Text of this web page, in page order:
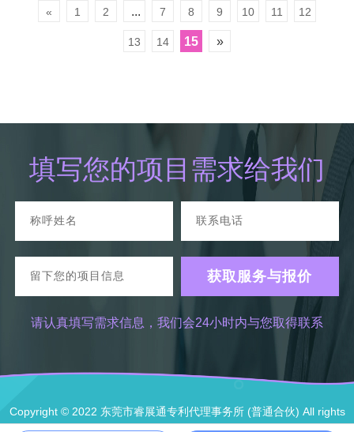
« 1 2 ... 7 8 9 10 11 12
13 14 15 »
填写您的项目需求给我们
请认真填写需求信息，我们会24小时内与您取得联系
Copyright © 2022 东莞市睿展通专利代理事务所 (普通合伙) All rights
reserved